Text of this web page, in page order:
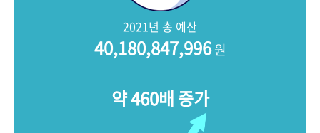
2021년 총 예산
40,180,847,996원
약 460배 증가